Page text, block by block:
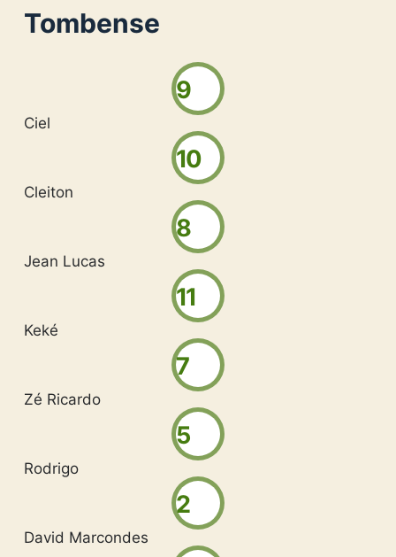
Tombense
9
Ciel
10
Cleiton
8
Jean Lucas
11
Keké
7
Zé Ricardo
5
Rodrigo
2
David Marcondes